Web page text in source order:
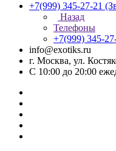
+7(999) 345-27-21
Назад
Телефоны
+7(999) 345-
info@exotiks.ru
г. Москва, ул.
С 10:00 до 20:00